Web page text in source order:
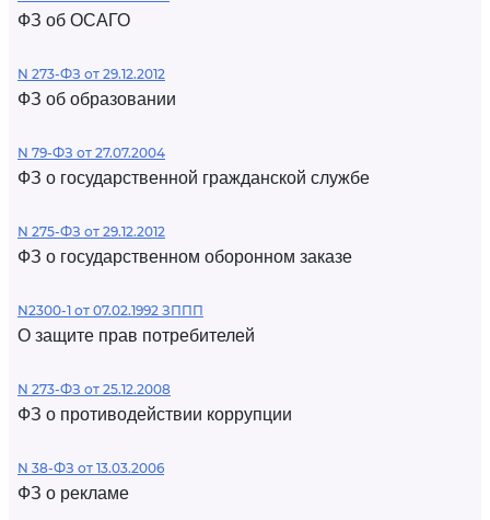
ФЗ об ОСАГО
N 273-ФЗ от 29.12.2012
ФЗ об образовании
N 79-ФЗ от 27.07.2004
ФЗ о государственной гражданской службе
N 275-ФЗ от 29.12.2012
ФЗ о государственном оборонном заказе
N2300-1 от 07.02.1992 ЗППП
О защите прав потребителей
N 273-ФЗ от 25.12.2008
ФЗ о противодействии коррупции
N 38-ФЗ от 13.03.2006
ФЗ о рекламе